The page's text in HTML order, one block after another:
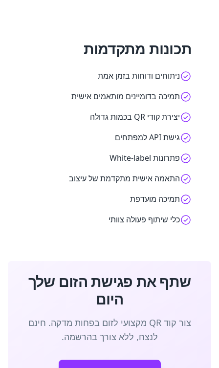
תכונות מתקדמות
ניתוחים ודוחות בזמן אמת
תמיכה בדומיינים מותאמים אישית
יצירת קודי QR בכמות גדולה
גישת API למפתחים
פתרונות White-label
התאמה אישית מתקדמת של עיצוב
תמיכה מועדפת
כלי שיתוף פעולה צוותי
שתף את פגישת הזום שלך
היום
צור קוד QR מקצועי לזום בפחות מדקה. חינם
לנצח, ללא צורך בהרשמה.